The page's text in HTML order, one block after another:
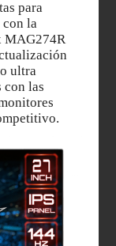
para
con la
MAG274R
ultra
con las